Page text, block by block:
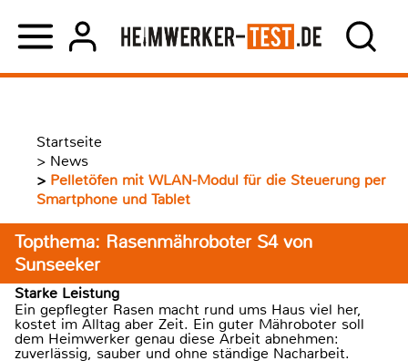
Startseite
> News
> Pelletöfen mit WLAN-Modul für die Steuerung per
Smartphone und Tablet
Topthema: Rasenmähroboter S4 von
Sunseeker
Starke Leistung
Ein gepflegter Rasen macht rund ums Haus viel her,
kostet im Alltag aber Zeit. Ein guter Mähroboter soll
dem Heimwerker genau diese Arbeit abnehmen:
zuverlässig, sauber und ohne ständige Nacharbeit.